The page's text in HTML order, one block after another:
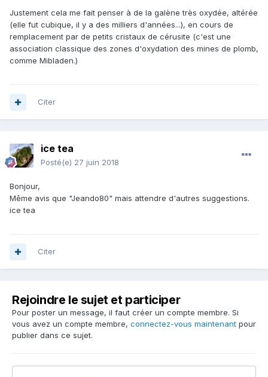
Justement cela me fait penser à de la galène très oxydée, altérée
(elle fut cubique, il y a des milliers d'années...), en cours de
remplacement par de petits cristaux de cérusite (c'est une
association classique des zones d'oxydation des mines de plomb,
comme Mibladen.)
Citer
ice tea
Posté(e) 27 juin 2018
Bonjour,
Même avis que "Jeando80" mais attendre d'autres suggestions.
ice tea
Citer
Rejoindre le sujet et participer
Pour poster un message, il faut créer un compte membre. Si
vous avez un compte membre, connectez-vous maintenant pour
publier dans ce sujet.